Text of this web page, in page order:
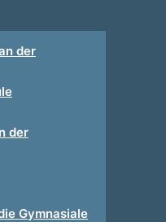
der
der
Gymnasiale